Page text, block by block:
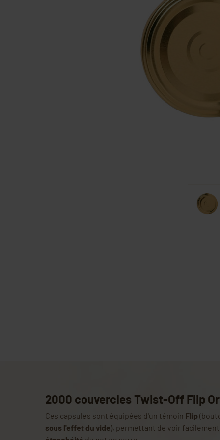
2000 couvercles Twist-Off Flip Or
Ces capsules sont équipées d'un témoin Flip
sous l'effet du vide), permettant de voir